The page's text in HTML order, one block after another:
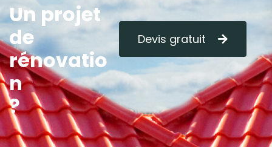
Un projet
de
rénovatio
n
?
Devis gratuit